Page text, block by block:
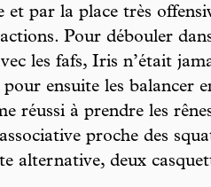
par la place très
Pour débouler
les fafs, Iris n’était
ensuite les balancer
réussi à prendre les
proche des
alternative, deux